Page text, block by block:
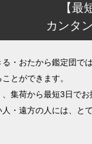
【最
カンタ
・おたから鑑定団で
とができます。
集荷から最短3日でお
・遠方の人には、と